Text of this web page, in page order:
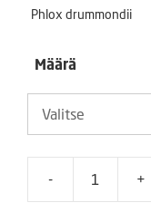
Phlox drummondii
Määrä
- +